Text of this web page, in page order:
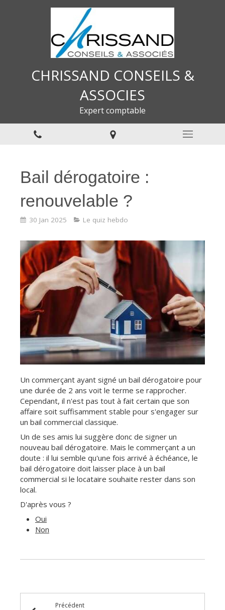
CHRISSAND CONSEILS &
ASSOCIES
Expert comptable
Bail dérogatoire :
renouvelable ?
30 Jan 2025 Le quiz hebdo
Un commerçant ayant signé un bail dérogatoire pour
une durée de 2 ans voit le terme se rapprocher.
Cependant, il n'est pas tout à fait certain que son
affaire soit suffisamment stable pour s'engager sur
un bail commercial classique.
Un de ses amis lui suggère donc de signer un
nouveau bail dérogatoire. Mais le commerçant a un
doute : il lui semble qu'une fois arrivé à échéance, le
bail dérogatoire doit laisser place à un bail
commercial si le locataire souhaite rester dans son
local.
D'après vous ?
Oui
Non
Précédent